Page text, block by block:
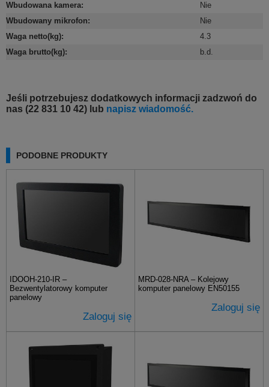
Wbudowana kamera:
Nie
Wbudowany mikrofon:
Nie
Waga netto(kg):
4.3
Waga brutto(kg): b.d.
Jeśli potrzebujesz dodatkowych informacji zadzwoń do
nas (22 831 10 42) lub napisz wiadomość.
PODOBNE PRODUKTY
IDOOH-210-IR –
Bezwentylatorowy komputer
panelowy
Zaloguj się
MRD-028-NRA – Kolejowy
komputer panelowy EN50155
Zaloguj się